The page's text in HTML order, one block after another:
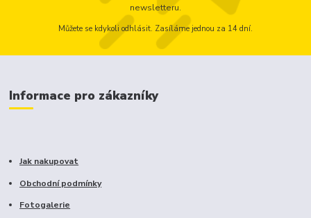
newsletteru.
Můžete se kdykoli odhlásit. Zasíláme jednou za 14 dní.
Informace pro zákazníky
Jak nakupovat
Obchodní podmínky
Fotogalerie